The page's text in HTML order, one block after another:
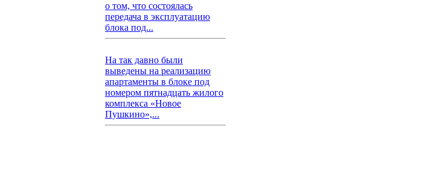
о том, что состоялась
передача в эксплуатацию
блока под...
На так давно были
выведены на реализацию
апартаменты в блоке под
номером пятнадцать жилого
комплекса «Новое
Пушкино»,...